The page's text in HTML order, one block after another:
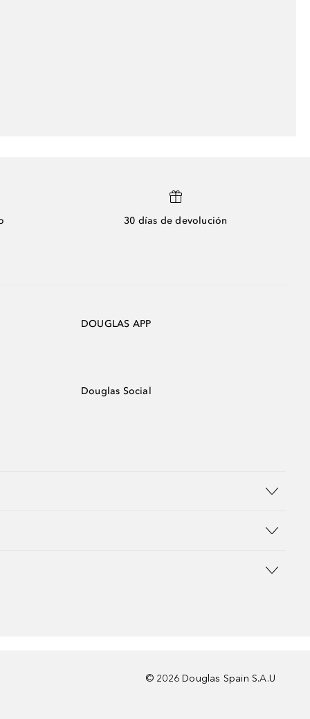
30 días de devolución
DOUGLAS APP
Douglas Social
© 2026 Douglas Spain S.A.U